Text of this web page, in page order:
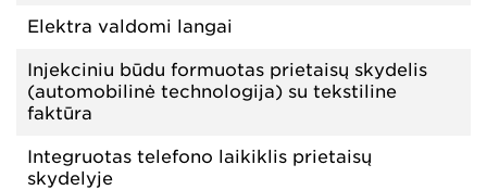
Elektra valdomi langai
Injekciniu būdu formuotas prietaisų skydelis
(automobilinė technologija) su tekstiline
faktūra
Integruotas telefono laikiklis prietaisų
skydelyje